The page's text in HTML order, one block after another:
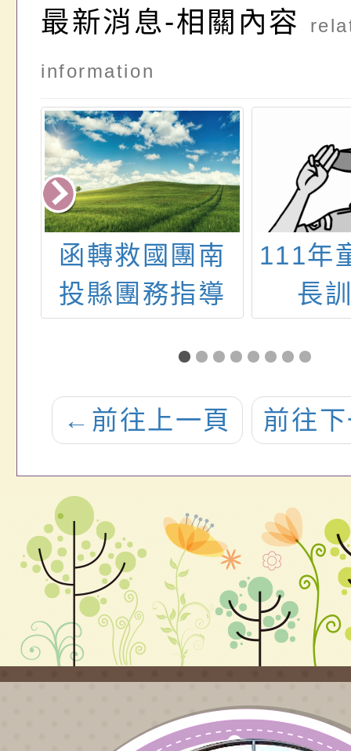
最新消息-相關內容
information
函轉救國團南
投縣團務指導
年冬令教育人
員研習活動，
詳如說明，請
查照。
111年
長
← 前往上一頁 前往